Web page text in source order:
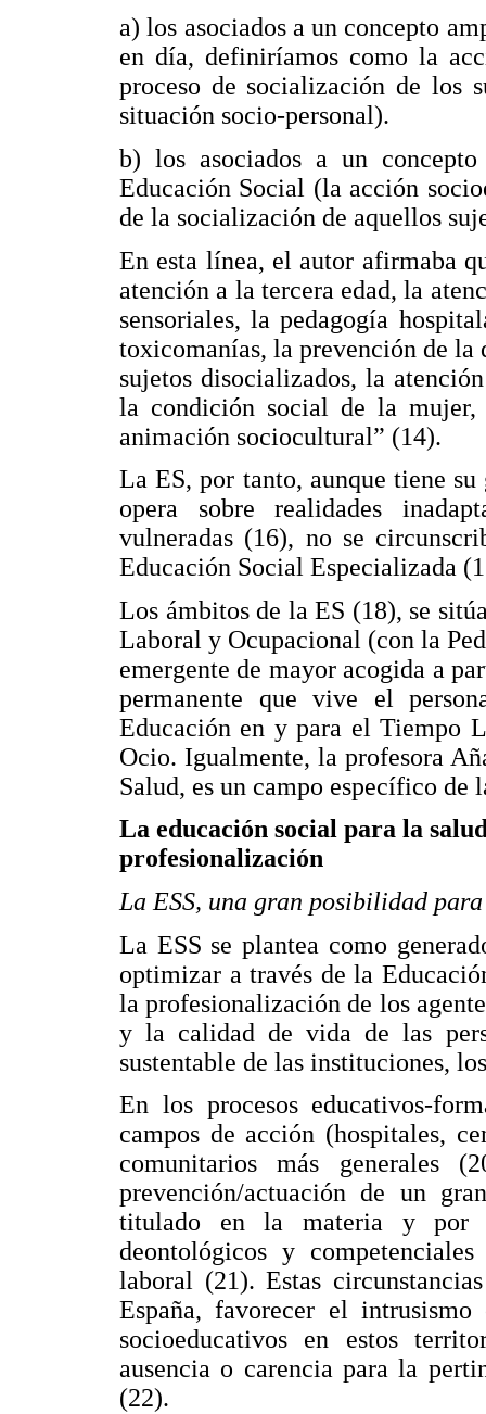
a) los asociados a un concepto
en día, definiríamos como la
proceso de socialización de los
situación socio-personal).
b) los asociados a un
Educación Social (la acción
de la socialización de aquellos
En esta línea, el autor afirmaba
atención a la tercera edad, la
sensoriales, la pedagogía
toxicomanías, la prevención de
sujetos disocializados, la
la condición social de la
animación sociocultural” (14).
La ES, por tanto, aunque tiene
opera sobre realidades
vulneradas (16), no se
Educación Social Especializada
Los ámbitos de la ES (18), se
Laboral y Ocupacional (con la
emergente de mayor acogida a
permanente que vive el
Educación en y para el Tiempo
Ocio. Igualmente, la profesora
Salud, es un campo específico de
La educación social para la
profesionalización
La ESS, una gran posibilidad
La ESS se plantea como
optimizar a través de la
la profesionalización de los
y la calidad de vida de las
sustentable de las instituciones,
En los procesos educativos-
campos de acción (hospitales,
comunitarios más generales
prevención/actuación de un
titulado en la materia y por
deontológicos y
laboral (21). Estas
España, favorecer el
socioeducativos en estos
ausencia o carencia para la
(22).